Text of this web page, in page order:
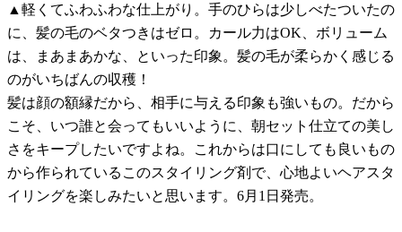
▲軽くてふわふわな仕上がり。手のひらは少しべたついたの
に、髪の毛のベタつきはゼロ。カール力はOK、ボリューム
は、まあまあかな、といった印象。髪の毛が柔らかく感じる
のがいちばんの収穫！
髪は顔の額縁だから、相手に与える印象も強いもの。だから
こそ、いつ誰と会ってもいいように、朝セット仕立ての美し
さをキープしたいですよね。これからは口にしても良いもの
から作られているこのスタイリング剤で、心地よいヘアスタ
イリングを楽しみたいと思います。6月1日発売。